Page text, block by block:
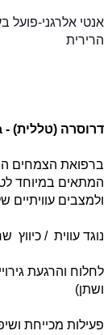
אנטי אלרגני-פועל
הרירית
דרוסרה (טללית) -
ברפואת הצמחים
המתאים במיוחד
ולמצבים
נוגד עווית / כיווץ
לחלוח והרגעת
ושתן)
פעילות מכייחת